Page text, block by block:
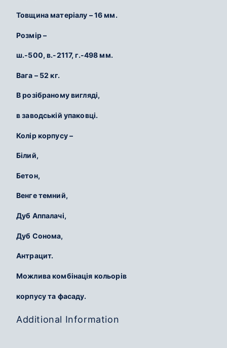
Товщина матеріалу – 16 мм.
Розмір –
ш.-500, в.-2117, г.-498 мм.
Вага – 52 кг.
В розібраному вигляді,
в заводській упаковці.
Колір корпусу –
Білий,
Бетон,
Венге темний,
Дуб Аппалачі,
Дуб Сонома,
Антрацит.
Можлива комбінація кольорів
корпусу та фасаду.
Additional Information